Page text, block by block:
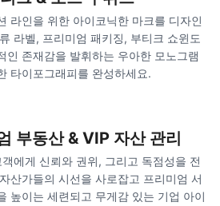
라인을 위한 아이코닉한 마크를 디자인
라벨, 프리미엄 패키징, 부티크 쇼윈도
인 존재감을 발휘하는 우아한 모노그램
타이포그래피를 완성하세요.
부동산 & VIP 자산 관리
객에게 신뢰와 권위, 그리고 독점성을 전
산가들의 시선을 사로잡고 프리미엄 서
높이는 세련되고 무게감 있는 기업 아이